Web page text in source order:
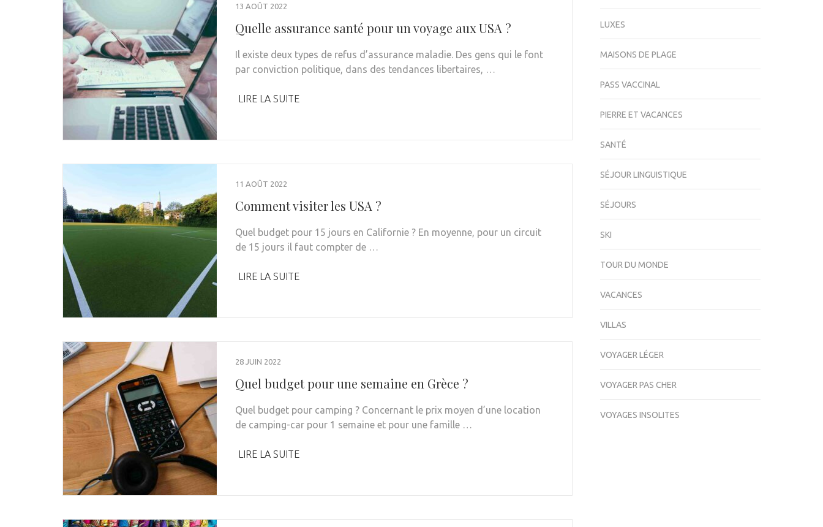
13 AOÛT 2022
Quelle assurance santé pour un voyage aux USA ?
Il existe deux types de refus d’assurance maladie. Des gens qui le font
par conviction politique, dans des tendances libertaires, …
LIRE LA SUITE
11 AOÛT 2022
Comment visiter les USA ?
Quel budget pour 15 jours en Californie ? En moyenne, pour un circuit
de 15 jours il faut compter de …
LIRE LA SUITE
28 JUIN 2022
Quel budget pour une semaine en Grèce ?
Quel budget pour camping ? Concernant le prix moyen d’une location
de camping-car pour 1 semaine et pour une famille …
LIRE LA SUITE
LUXES
MAISONS DE PLAGE
PASS VACCINAL
PIERRE ET VACANCES
SANTÉ
SÉJOUR LINGUISTIQUE
SÉJOURS
SKI
TOUR DU MONDE
VACANCES
VILLAS
VOYAGER LÉGER
VOYAGER PAS CHER
VOYAGES INSOLITES